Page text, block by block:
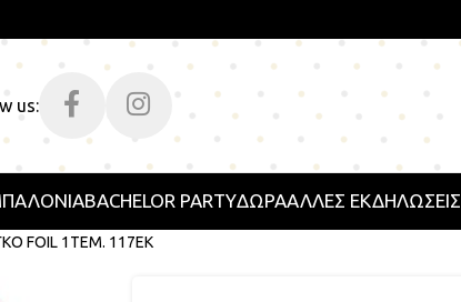
us:
BACHELOR PARTYΔΩΡΑΑΛΛΕΣ ΕΚΔΗΛΩΣΕΙΣ
FOIL 1ΤΕΜ. 117ΕΚ